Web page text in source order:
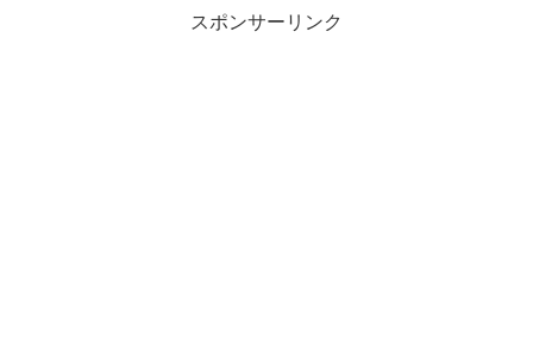
スポンサーリンク